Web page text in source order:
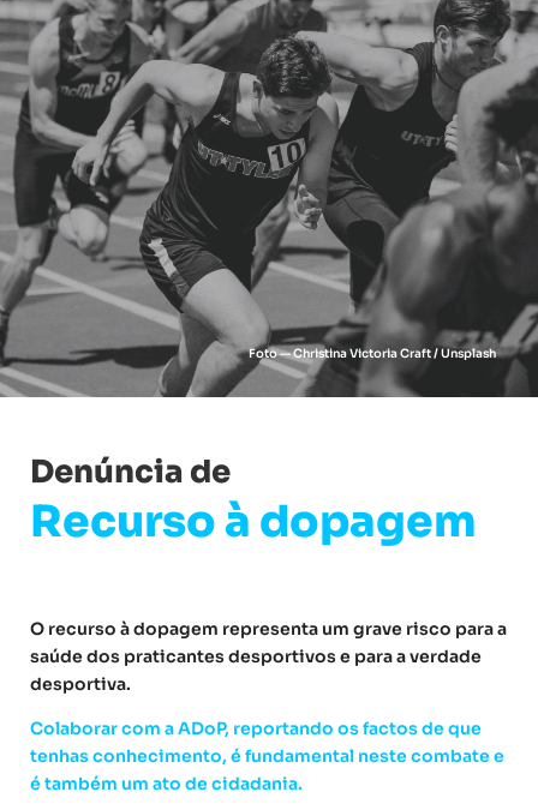
Foto — Christina Victoria Craft / Unsplash
Denúncia de
Recurso à dopagem
O recurso à dopagem representa um grave risco para a
saúde dos praticantes desportivos e para a verdade
desportiva.
Colaborar com a ADoP, reportando os factos de que
tenhas conhecimento, é fundamental neste combate e
é também um ato de cidadania.